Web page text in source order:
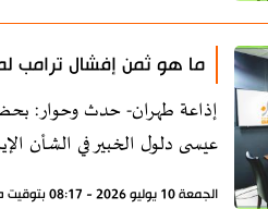
ما هو ثمن إفشال ترامب
إذاعة طهران- حدث وحوار:
عيسى دلول الخبير في الشأن
الجمعة 10 يوليو 2026 - 08:17 بتوقيت طهران